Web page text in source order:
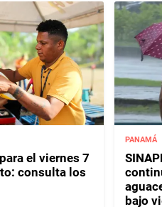
el viernes 7
consulta los
PANAMÁ
bajo